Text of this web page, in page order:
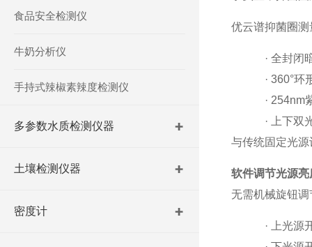
优云谱抑菌圈
· 全封闭
· 360°环
· 254nm
·
上下双
与传统固定光
软件调节光源亮
无需机械旋钮
·
上光源
食品安全检测仪
牛奶分析仪
手持式辣椒素辣度检测仪
多参数水质检测仪器
土壤检测仪器
密度计